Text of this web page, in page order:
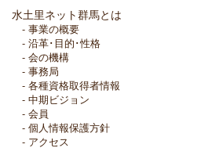
水土里ネット群馬とは
事業の概要
沿革･目的･性格
会の機構
事務局
各種資格取得者情報
中期ビジョン
会員
個人情報保護方針
アクセス